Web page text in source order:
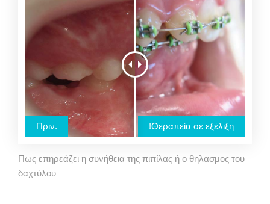
Πριν. Θεραπεία σε εξέλιξη!
Πως επηρεάζει η συνήθεια της πιπίλας ή ο θηλασμος του
δαχτύλου